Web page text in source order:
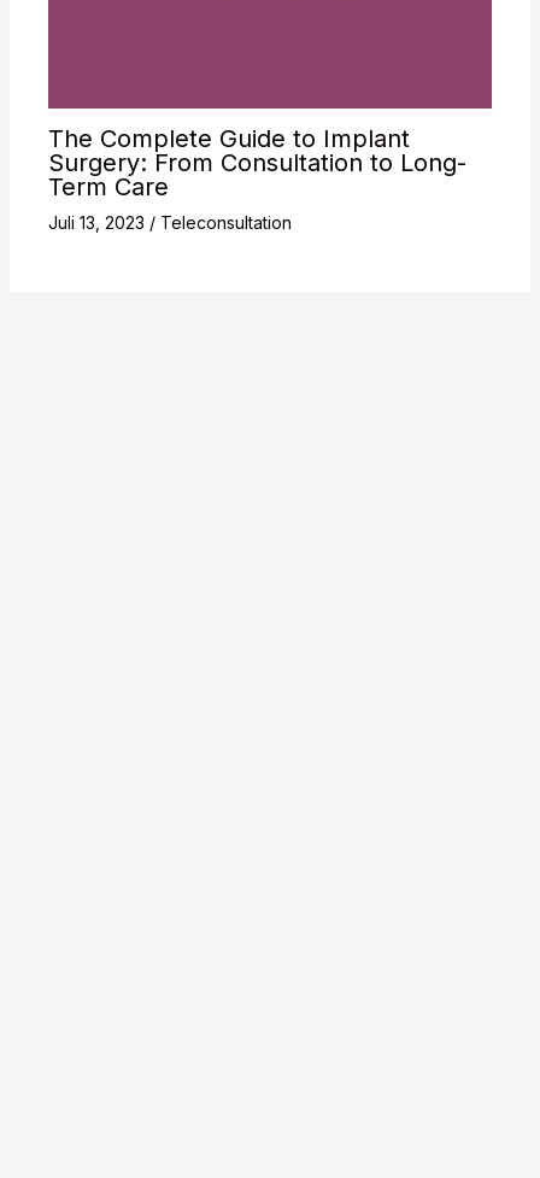
The Complete Guide to Implant
Surgery: From Consultation to Long-
Term Care
Juli 13, 2023 / Teleconsultation